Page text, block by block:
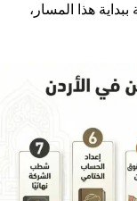
هذا المسار،